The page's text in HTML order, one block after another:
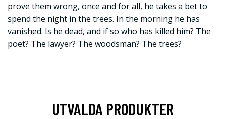
prove them wrong, once and for all, he takes a bet to
spend the night in the trees. In the morning he has
vanished. Is he dead, and if so who has killed him? The
poet? The lawyer? The woodsman? The trees?
UTVALDA PRODUKTER